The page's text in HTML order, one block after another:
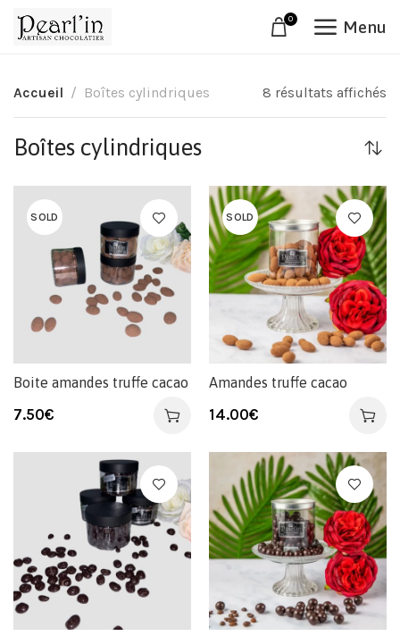
0 Menu
Accueil Boîtes cylindriques 8 résultats affichés
Boîtes cylindriques
SOLD
Boite amandes truffe cacao
7.50€
SOLD
Amandes truffe cacao
14.00€